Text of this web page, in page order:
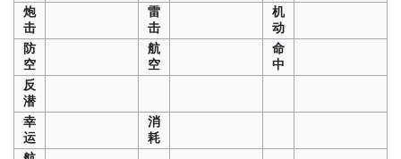
炮
击
雷
击
机
动
防
空
航
空
命
中
反
潜
幸
运
消
耗